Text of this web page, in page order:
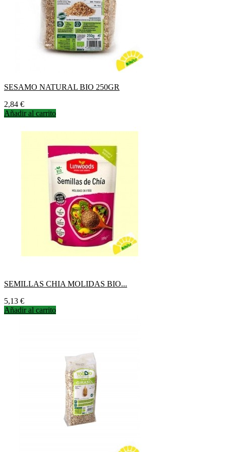
SESAMO NATURAL BIO 250GR
Precio
2,84 €
Añadir al carrito
SEMILLAS CHIA MOLIDAS BIO...
Precio
5,13 €
Añadir al carrito